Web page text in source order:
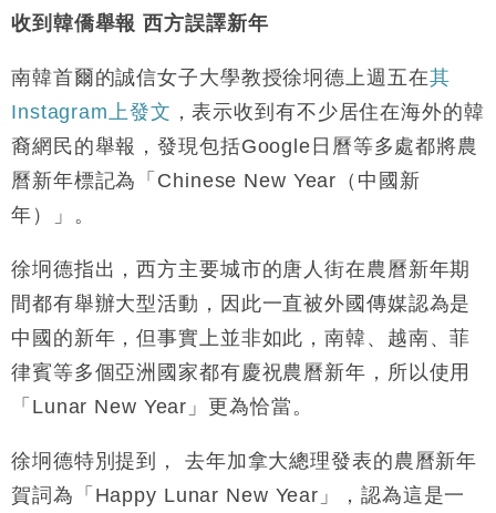
差達1125億美元
日圓干預創新高
11:12
國際｜特朗普料美伊戰事快結束 承認部分彈藥庫存緊
財經｜SA售股自救後再出手 斥4億美元押注未上市公
司
收到韓僑舉報西方誤譯新年
南韓首爾的誠信女子大學教授徐坰德上週五在其
Instagram上發文 ，表示收到有不少居住在海外的韓
裔網民的舉報，發現包括Google日曆等多處都將農
曆新年標記為「Chinese New Year（中國新
年）」。
徐坰德指出，西方主要城市的唐人街在農曆新年期
間都有舉辦大型活動，因此一直被外國傳媒認為是
中國的新年，但事實上並非如此，南韓、越南、菲
律賓等多個亞洲國家都有慶祝農曆新年，所以使用
「Lunar New Year」更為恰當。
徐坰德特別提到， 去年加拿大總理發表的農曆新年
賀詞為「Happy Lunar New Year」，認為這是一